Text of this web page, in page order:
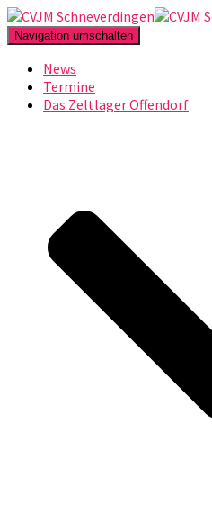
Navigation umschalten
News
Termine
Das Zeltlager Offendorf